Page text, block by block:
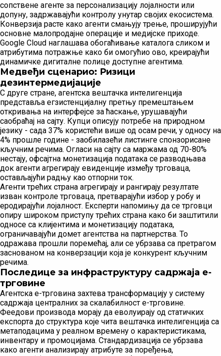
сопствене агенте за персонализацију лојалности или
допуну, задржавајући контролу унутар својих екосистема.
Конверзија расте како агенти смањују трење, проширујући
основне малопродајне операције и медијске приходе.
Google Cloud наглашава обогаћивање каталога сликом и
атрибутима потражње како би омогућио ово, креирајући
динамичке дигиталне полице доступне агентима.
Медвеђи сценарио: Ризици
дезинтермедијације
С друге стране, агентска вештачка интелигенција
представља егзистенцијалну претњу премештањем
откривања на интерфејсе за ћаскање, урушавајући
саобраћај на сајту. Купци описују потребе на природном
језику - сада 37% користећи више од осам речи, у односу на
4% прошле године - заобилазећи листинге спонзорисане
кључним речима. Огласи на сајту са маржама од 70-80%
нестају, офсајтна монетизација података се разводњава
док агенти агрегирају евиденције између трговаца,
остављајући радњу као отпорни ток.
Агенти трећих страна агрегирају и рангирају резултате
изван контроле трговаца, претварајући избор у робу и
еродирајући лојалност. Експерти напомињу да се трговци
опиру широком приступу трећих страна како би заштитили
односе са клијентима и монетизацију података,
ограничавајући домет агентства на партнерства. То
одражава прошли поремећај, али се убрзава са претрагом
заснованом на конверзацији која је конкурент кључним
речима.
Последице за инфраструктуру садржаја е-
трговине
Агентска е-трговина захтева трансформацију у систему
садржаја централних за скалабилност е-трговине.
Феедови производа морају да еволуирају од статичких
експорта до структура које чита вештачка интелигенција са
метаподацима у реалном времену о карактеристикама,
инвентару и промоцијама. Стандардизација се убрзава
како агенти анализирају атрибуте за поређења,